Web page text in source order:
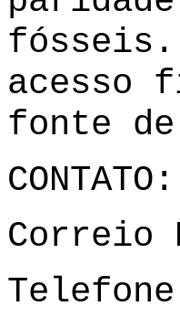
fósseis.
acesso
fonte